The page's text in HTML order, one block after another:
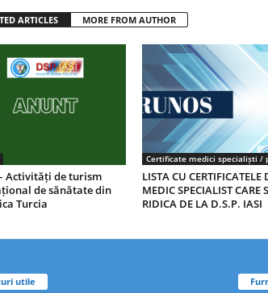
ARTICLES MORE FROM AUTHOR
Activități de turism
de sănătate din
Turcia
Certificate medici specialiști /
LISTA CU CERTIFICATELE
MEDIC SPECIALIST CARE
RIDICA DE LA D.S.P. IASI
utile